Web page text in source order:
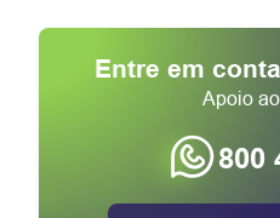
Entre em
Apoio
800